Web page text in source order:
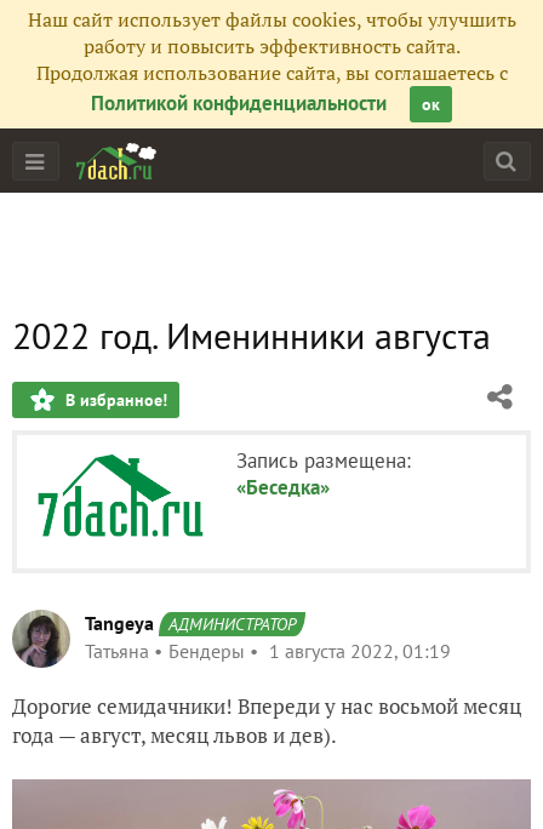
Наш сайт использует файлы cookies, чтобы улучшить
работу и повысить эффективность сайта.
Продолжая использование сайта, вы соглашаетесь с
Политикой конфиденциальности
ок
2022 год. Именинники августа
В избранное!
Запись размещена:
«Беседка»
Tangeya АДМИНИСТРАТОР
Татьяна Бендеры 1 августа 2022, 01:19
Дорогие семидачники! Впереди у нас восьмой месяц
года — август, месяц львов и дев).